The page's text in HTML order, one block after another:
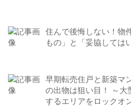
住んで後悔しない！物
もの」と「妥協しては
早期転売住戸と新築マ
の出物は狙い目！ ～大
するエリアをロックオ